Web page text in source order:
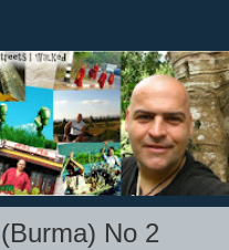
No 2